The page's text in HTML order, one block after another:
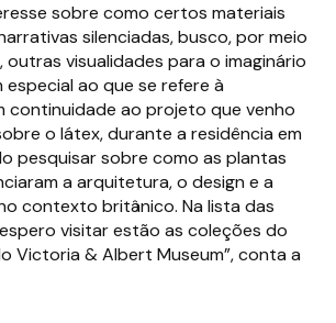
sobre como certos materiais
silenciadas, busco, por meio
visualidades para o imaginário
especial ao que se refere à
continuidade ao projeto que venho
o látex, durante a residência em
pesquisar sobre como as plantas
a arquitetura, o design e a
contexto britânico. Na lista das
visitar estão as coleções do
Victoria & Albert Museum”, conta a